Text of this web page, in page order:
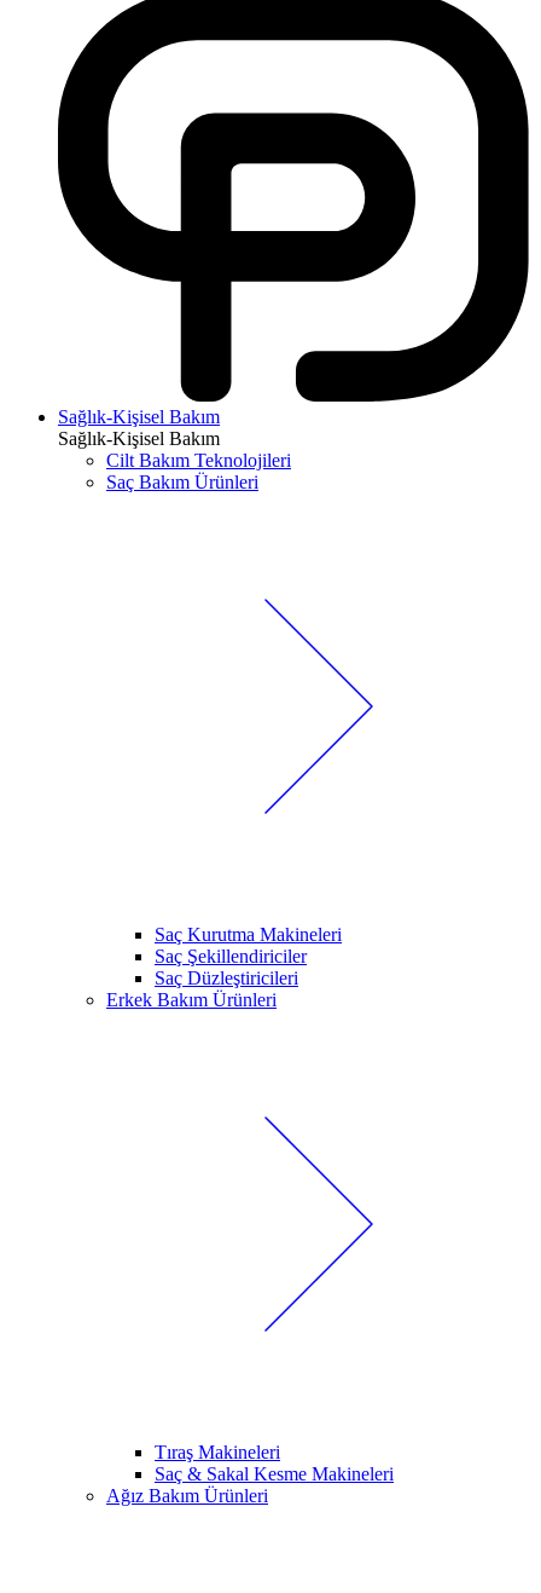
Sağlık-Kişisel Bakım
Sağlık-Kişisel Bakım
Cilt Bakım Teknolojileri
Saç Bakım Ürünleri
Saç Kurutma Makineleri
Saç Şekillendiriciler
Saç Düzleştiricileri
Erkek Bakım Ürünleri
Tıraş Makineleri
Saç & Sakal Kesme Makineleri
Ağız Bakım Ürünleri